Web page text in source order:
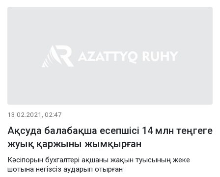
13.02.2021, 02:47
Ақсуда балабақша есепшісі 14 млн теңгеге
жуық қаржыны жымқырған
Кәсіпорын бухгалтері ақшаны жақын туысының жеке
шотына негізсіз аударып отырған